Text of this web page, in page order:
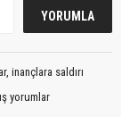
inançlara saldırı
yorumlar